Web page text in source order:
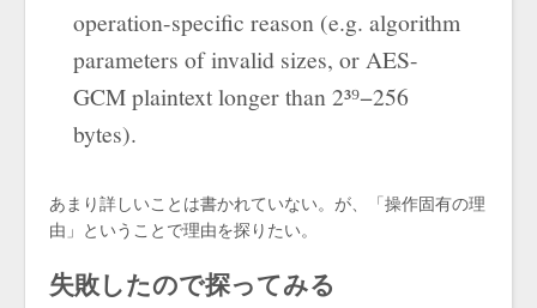
operation-specific reason (e.g. algorithm
parameters of invalid sizes, or AES-
GCM plaintext longer than 2³⁹−256
bytes).
あまり詳しいことは書かれていない。が、「操作固有の理
由」ということで理由を探りたい。
失敗したので探ってみる